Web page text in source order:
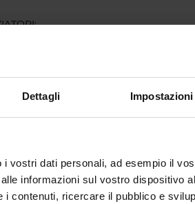
Dettagli
i vostri dati personali, ad esempio il
informazioni sul vostro dispositivo
i contenuti, ricercare il pubblico e
AL PROGETTO